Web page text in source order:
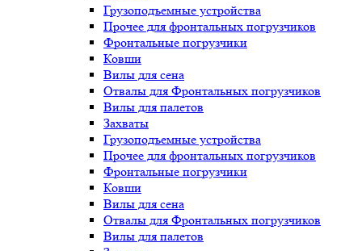
Грузоподъемные устройства
Прочее для фронтальных погрузчиков
Фронтальные погрузчики
Ковши
Вилы для сена
Отвалы для Фронтальных погрузчиков
Вилы для палетов
Захваты
Грузоподъемные устройства
Прочее для фронтальных погрузчиков
Фронтальные погрузчики
Ковши
Вилы для сена
Отвалы для Фронтальных погрузчиков
Вилы для палетов